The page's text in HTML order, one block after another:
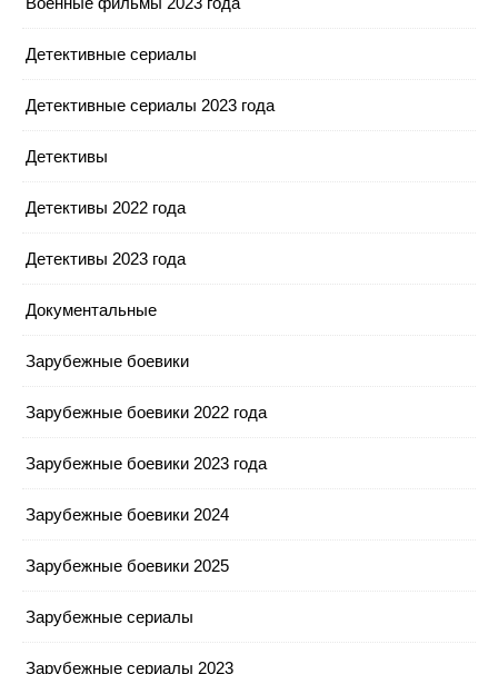
Детективные сериалы
Детективные сериалы 2023 года
Детективы
Детективы 2022 года
Детективы 2023 года
Документальные
Зарубежные боевики
Зарубежные боевики 2022 года
Зарубежные боевики 2023 года
Зарубежные боевики 2024
Зарубежные боевики 2025
Зарубежные сериалы
Зарубежные сериалы 2023